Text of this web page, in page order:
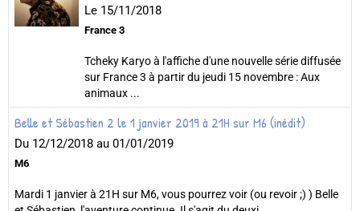
Le 15/11/2018
France 3
Tcheky Karyo à l'affiche d'une nouvelle série diffusée
sur France 3 à partir du jeudi 15 novembre : Aux
animaux ...
Belle et Sébastien 2 le 1 janvier 2019 à 21H sur M6 (inédit)
Du 12/12/2018 au 01/01/2019
M6
Mardi 1 janvier à 21H sur M6, vous pourrez voir (ou revoir ;) ) Belle